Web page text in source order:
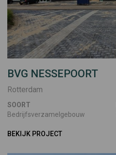
BVG NESSEPOORT
Rotterdam
SOORT
Bedrijfsverzamelgebouw
BEKIJK PROJECT